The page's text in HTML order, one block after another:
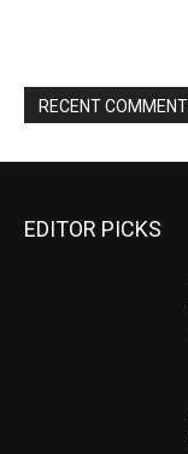
RECENT
EDITOR PICKS